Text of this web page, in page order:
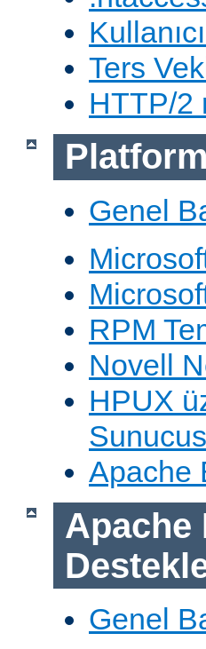
Ters
HTTP/2
Genel
RPM
Novell
HPUX
Apache
Apache
Genel